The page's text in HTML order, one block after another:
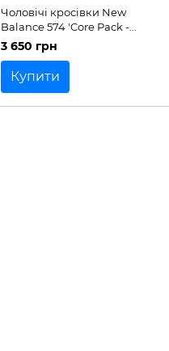
Чоловічі кросівки New
Balance 574 'Core Pack -
Black'| ML574EVE
3 650 грн
Купити